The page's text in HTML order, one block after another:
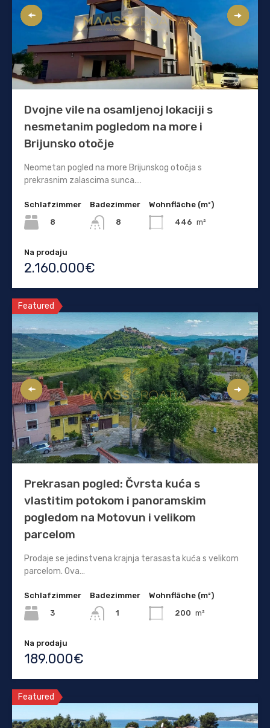
Dvojne vile na osamljenoj lokaciji s
nesmetanim pogledom na more i
Brijunsko otočje
Neometan pogled na more Brijunskog otočja s
prekrasnim zalascima sunca.…
Schlafzimmer
8
Badezimmer
8
Wohnfläche (m²)
446 m²
Na prodaju
2.160.000€
Featured
Prekrasan pogled: Čvrsta kuća s
vlastitim potokom i panoramskim
pogledom na Motovun i velikom
parcelom
Prodaje se jedinstvena krajnja terasasta kuća s velikom
parcelom. Ova…
Schlafzimmer
3
Badezimmer
1
Wohnfläche (m²)
200 m²
Na prodaju
189.000€
Featured